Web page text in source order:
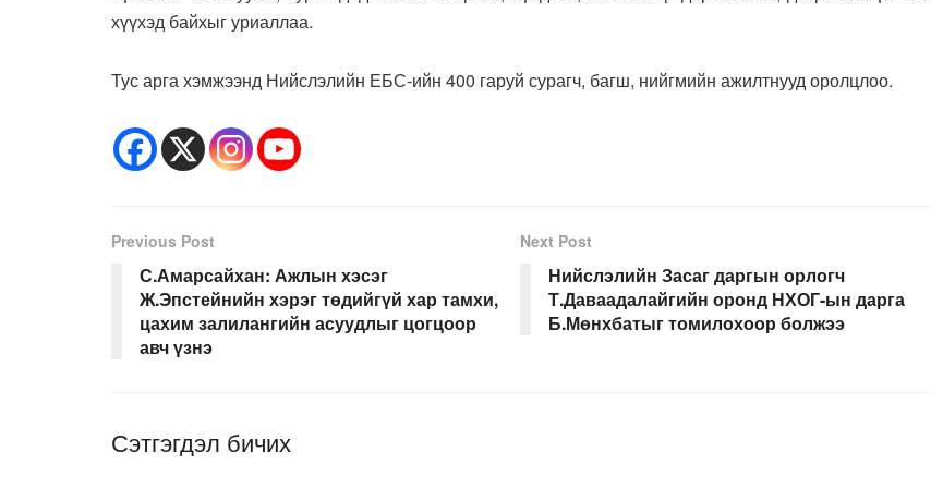
хүүхэд байхыг уриаллаа.
Тус арга хэмжээнд Нийслэлийн ЕБС-ийн 400 гаруй сурагч, багш, нийгмийн ажилтнууд оролцлоо.
Previous Post
С.Амарсайхан: Ажлын хэсэг
Ж.Эпстейнийн хэрэг төдийгүй хар тамхи,
цахим залилангийн асуудлыг цогцоор
авч үзнэ
Next Post
Нийслэлийн Засаг даргын орлогч
Т.Даваадалайгийн оронд НХОГ-ын дарга
Б.Мөнхбатыг томилохоор болжээ
Сэтгэгдэл бичих